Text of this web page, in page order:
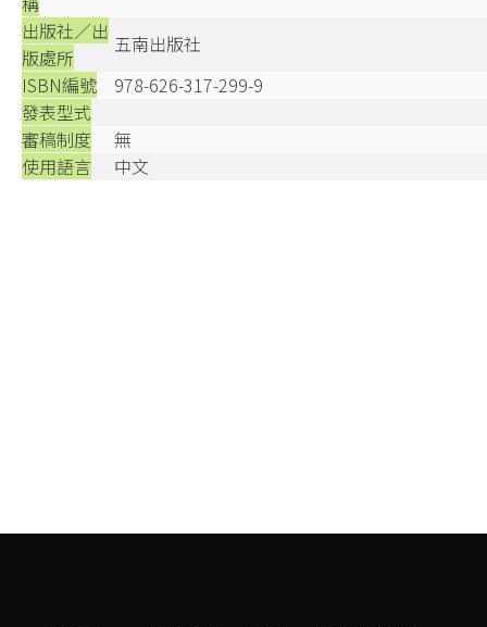
出版社／出
版處所
五南出版社
ISBN編號
978-626-317-299-9
發表型式
審稿制度
無
使用語言
中文